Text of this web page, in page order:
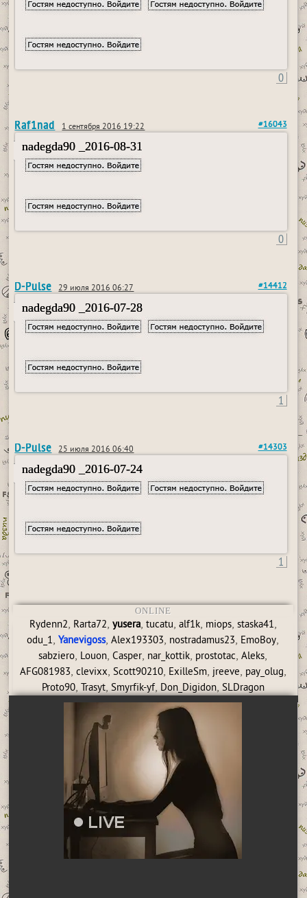
0
Raf1nad 1 сентября 2016 19:22 #16043
nadegda90 _2016-08-31
0
D-Pulse 29 июля 2016 06:27 #14412
nadegda90 _2016-07-28
1
D-Pulse 25 июля 2016 06:40 #14303
nadegda90 _2016-07-24
1
ONLINE
Rydenn2, Rarta72, yusera, tucatu, alf1k, miops, staska41,
odu_1,Yanevigoss,Alex193303, nostradamus23, EmoBoy,
sabziero, Louon,Casper, nar_kottik, prostotac,Aleks,
AFG081983, clevixx, Scott90210, ExilleSm, jreeve, pay_olug,
Proto90, Trasyt, Smyrfik-yf, Don_Digidon, SLDragon